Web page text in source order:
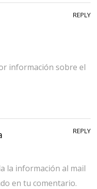
información sobre el
REPLY
la información al mail
en tu comentario.
REPLY